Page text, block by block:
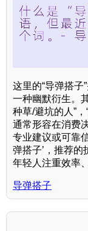
这里的“导弹搭子
一种幽默衍生。
种草/避坑的人”
通常形容在消费
专业建议或可靠
弹搭子’，推荐的
年轻人注重效率
导弹搭子